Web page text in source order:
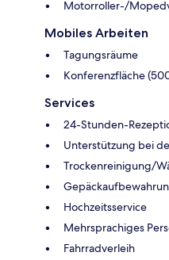
Motorroller-/
Mobiles Arbeiten
Tagungsräume
Konferenzfläche
Services
24-Stunden-
Unterstützung bei
Trockenreinigung/
Hochzeitsservice
Mehrsprachiges
Fahrradverleih